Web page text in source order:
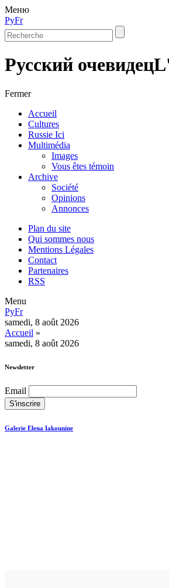
Меню
РуFr
Русский очевидец
Fermer
Accueil
Cultures
Russie Ici
Multimédia
Images
Vous êtes témoin
Archive
Société
Opinions
Annonces
Plan du site
Qui sommes nous
Mentions Légales
Contact
Partenaires
RSS
Menu
РуFr
samedi, 8 août 2026
Accueil »
samedi, 8 août 2026
Newsletter
Email
Galerie Elena Iakounine